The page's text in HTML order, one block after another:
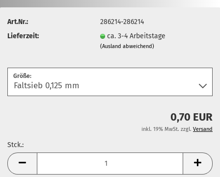
Art.Nr.:
286214-286214
Lieferzeit:
ca. 3-4 Arbeitstage
(Ausland abweichend)
Größe:
0,70 EUR
inkl. 19% MwSt. zzgl. Versand
Stck.:
Stck.